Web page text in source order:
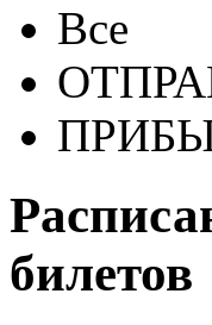
Все
билетов